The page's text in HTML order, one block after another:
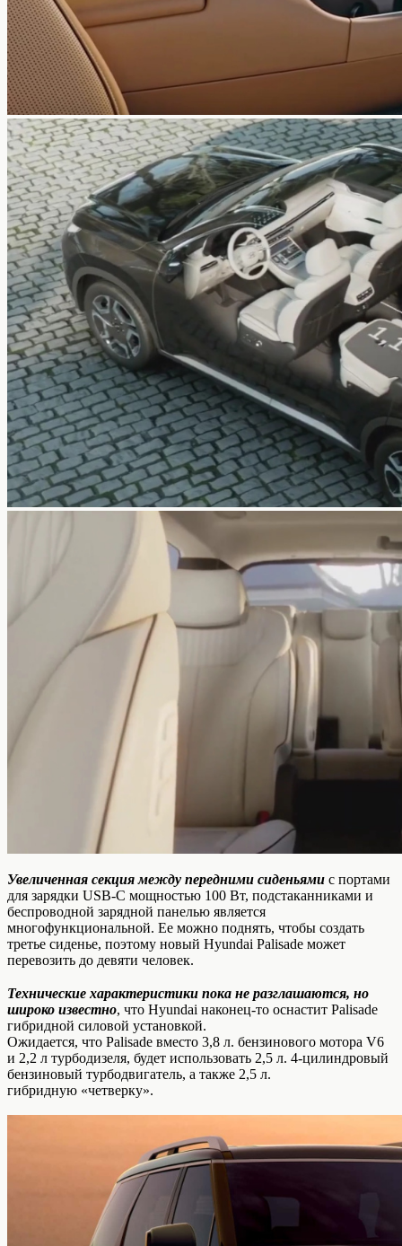
Увеличенная секция между передними сиденьями с портами
для зарядки USB-C мощностью 100 Вт, подстаканниками и
беспроводной зарядной панелью является
многофункциональной. Ее можно поднять, чтобы создать
третье сиденье, поэтому новый Hyundai Palisade может
перевозить до девяти человек.
Технические характеристики пока не разглашаются, но
широко известно, что Hyundai наконец-то оснастит Palisade
гибридной силовой установкой.
Ожидается, что Palisade вместо 3,8 л. бензинового мотора V6
и 2,2 л турбодизеля, будет использовать 2,5 л. 4-цилиндровый
бензиновый турбодвигатель, а также 2,5 л.
гибридную «четверку».